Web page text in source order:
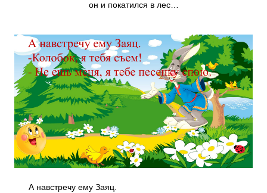
он и покатился в лес…
А навстречу ему Заяц.